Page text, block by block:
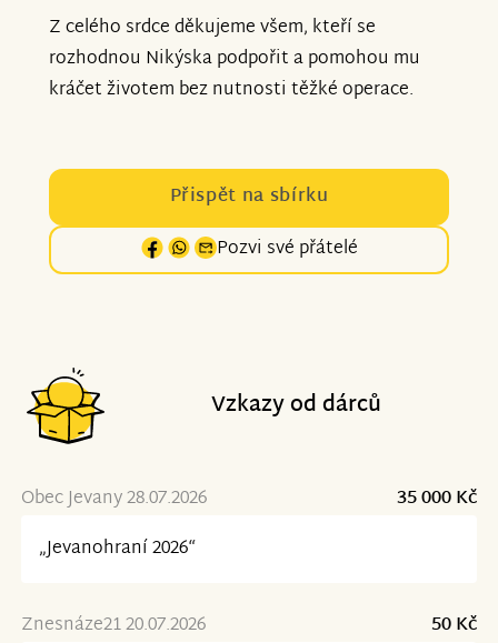
Z celého srdce děkujeme všem, kteří se
rozhodnou Nikýska podpořit a pomohou mu
kráčet životem bez nutnosti těžké operace.
Přispět na sbírku
Pozvi své přátelé
Vzkazy od dárců
Obec Jevany 28.07.2026
35 000 Kč
„Jevanohraní 2026“
Znesnáze21 20.07.2026
50 Kč